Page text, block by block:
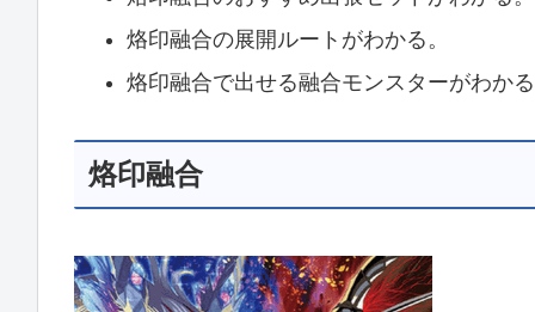
烙印融合の展開ルートがわかる。
烙印融合で出せる融合モンスターがわか
烙印融合